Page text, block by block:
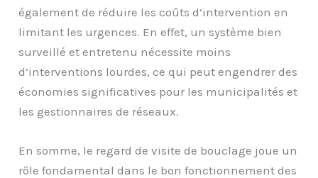
également de réduire les coûts d’intervention en
limitant les urgences. En effet, un système bien
surveillé et entretenu nécessite moins
d’interventions lourdes, ce qui peut engendrer des
économies significatives pour les municipalités et
les gestionnaires de réseaux.
En somme, le regard de visite de bouclage joue un
rôle fondamental dans le bon fonctionnement des